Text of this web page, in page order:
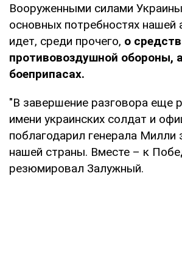
Вооруженными силами
основных потребностях нашей
идет, среди прочего, о
противовоздушной обороны,
боеприпасах.
"В завершение разговора еще
имени украинских солдат и
поблагодарил генерала Милли
нашей страны. Вместе – к
резюмировал Залужный.